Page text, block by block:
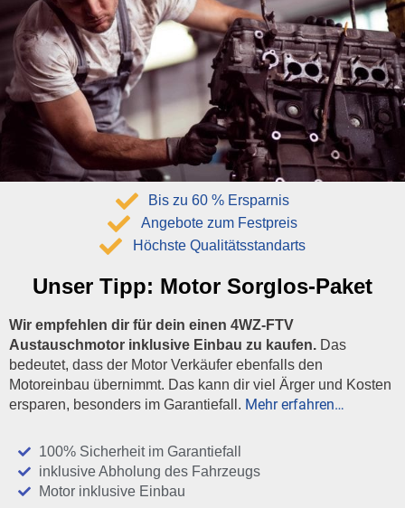
Unser Tipp: Motor Sorglos-Paket
Wir empfehlen dir für dein einen 4WZ-FTV
Austauschmotor inklusive Einbau zu kaufen. Das
bedeutet, dass der Motor Verkäufer ebenfalls den
Motoreinbau übernimmt. Das kann dir viel Ärger und Kosten
ersparen, besonders im Garantiefall. Mehr erfahren…
100% Sicherheit im Garantiefall
inklusive Abholung des Fahrzeugs
Motor inklusive Einbau
Bis zu 60 % Ersparnis
Angebote zum Festpreis
Höchste Qualitätsstandarts